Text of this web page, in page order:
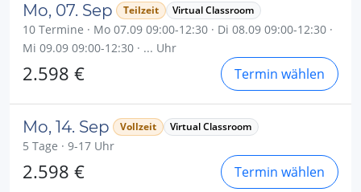
Mo, 07. Sep Teilzeit Virtual Classroom
10 Termine · Mo 07.09 09:00-12:30 · Di 08.09 09:00-12:30 ·
Mi 09.09 09:00-12:30 · ... Uhr
2.598 € Termin wählen
Mo, 14. Sep Vollzeit Virtual Classroom
5 Tage · 9-17 Uhr
2.598 € Termin wählen